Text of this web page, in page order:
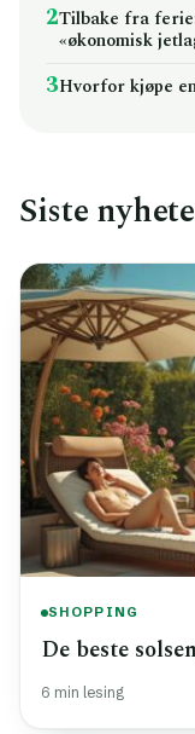
2Tilbake fra
«økonomisk
3Hvorfor kjøpe
Siste
SHOPPING
De beste
6 min lesing